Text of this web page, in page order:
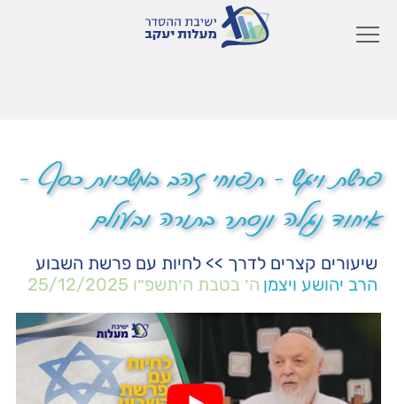
פרשת ויגש – תפוחי זהב במשכיות כסף –
איחוד נגלה ונסתר בתורה ובעולם
שיעורים קצרים לדרך >> לחיות עם פרשת השבוע
הרב יהושע ויצמן ה׳ בטבת ה׳תשפ״ו 25/12/2025